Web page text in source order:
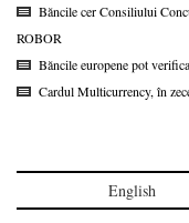
Băncile cer Consiliului
ROBOR
Băncile europene pot
Cardul Multicurrency, în
English